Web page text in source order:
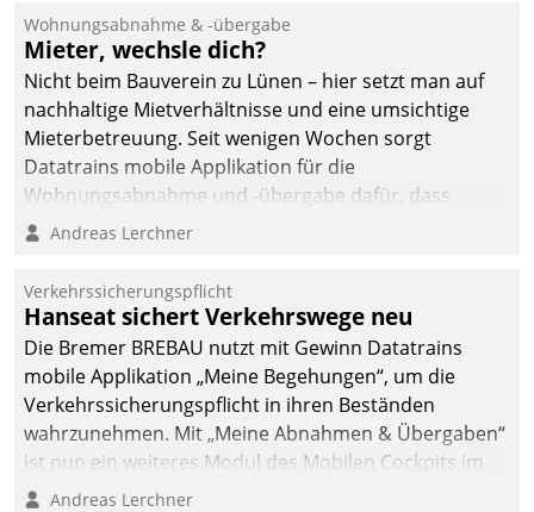
Ressort Kapitalanlage für
künftige Aufgaben und
Herausforderungen
gerüstet.
Wohnungsabnahme & -übergabe
Mieter, wechsle dich?
Nicht beim Bauverein zu Lünen – hier setzt man auf
nachhaltige Mietverhältnisse und eine umsichtige
Mieterbetreuung. Seit wenigen Wochen sorgt
Datatrains mobile Applikation für die
Wohnungsabnahme und -übergabe dafür, dass
Mieter wohlgeordnet kommen und, so es sein muss,
Andreas Lerchner
Verkehrssicherungspflicht
Hanseat sichert Verkehrswege neu
Die Bremer BREBAU nutzt mit Gewinn Datatrains
mobile Applikation „Meine Begehungen“, um die
Verkehrssicherungspflicht in ihren Beständen
wahrzunehmen. Mit „Meine Abnahmen & Übergaben“
ist nun ein weiteres Modul des Mobilen Cockpits im
Einsatz.
Andreas Lerchner